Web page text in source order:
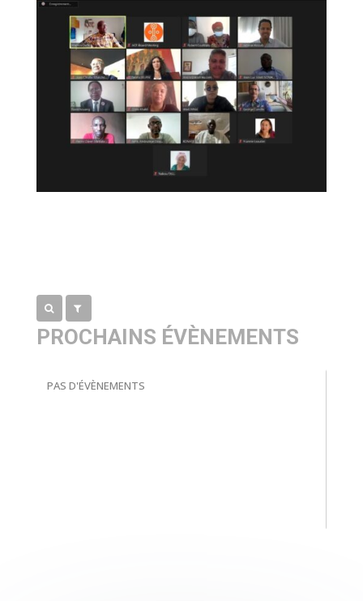
PROCHAINS ÉVÈNEMENTS
PAS D'ÉVÈNEMENTS